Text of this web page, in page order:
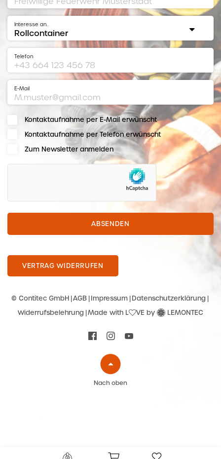
Interesse an…
Telefon
E-Mail
Kontaktaufnahme per E-Mail erwünscht
Kontaktaufnahme per Telefon erwünscht
Zum Newsletter anmelden
ABSENDEN
VERTRAG WIDERRUFEN
© Contitec GmbH AGB Impressum Datenschutzerklärung
Widerrufsbelehrung Made with L VE by LEMONTEC
Nach oben